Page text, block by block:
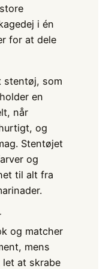
i én
for at dele
stentøj, som
en
når
og
Stentøjet
og
til alt fra
og matcher
mens
at skrabe